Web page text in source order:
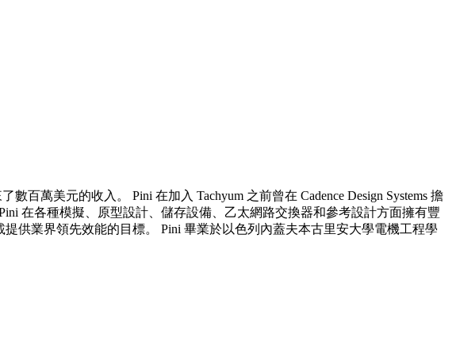
百萬美元的收入。 Pini 在加入 Tachyum 之前曾在 Cadence Design Systems 擔
在各種模擬、原型設計、儲存設備、乙太網路交換器和參考設計方面擁有豐
供業界領先效能的目標。 Pini 畢業於以色列內蓋夫本古里安大學電機工程學